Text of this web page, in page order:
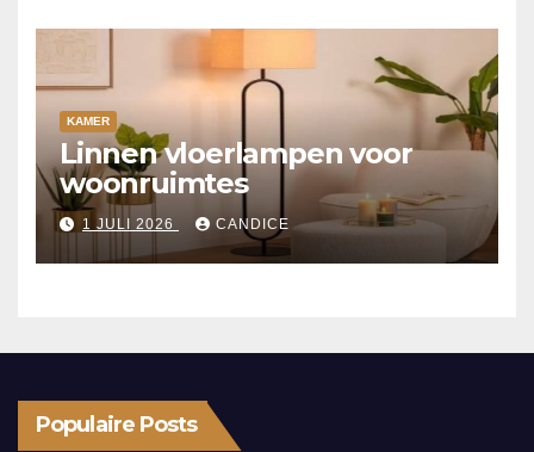
KAMER
Linnen vloerlampen voor
woonruimtes
1 JULI 2026 CANDICE
Populaire Posts